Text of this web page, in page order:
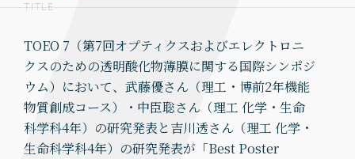
TITLE
TOEO 7（第7回オプティクスおよびエレクトロニ
クスのための透明酸化物薄膜に関する国際シンポジ
ウム）において、武藤優さん（理工・博前2年機能
物質創成コース）・中臣聡さん（理工 化学・生命
科学科4年）の研究発表と吉川透さん（理工 化学・
生命科学科4年）の研究発表が「Best Poster